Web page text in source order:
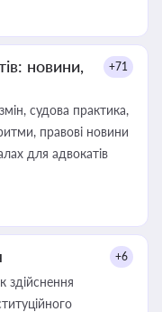
новини,
+71
судова практика,
правові новини
для адвокатів
+6
здійснення